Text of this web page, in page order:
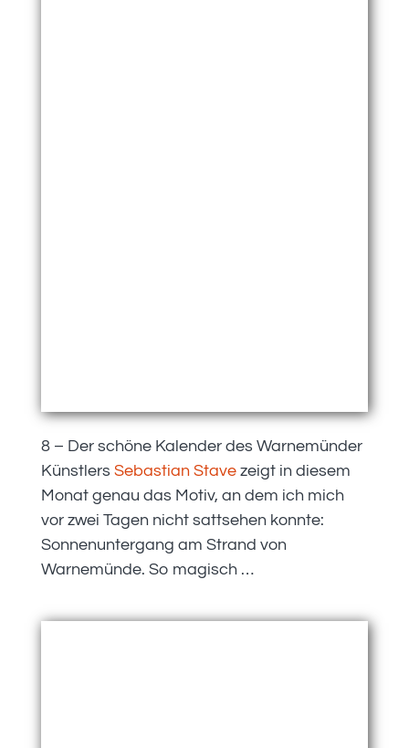
8 – Der schöne Kalender des Warnemünder
Künstlers Sebastian Stavezeigt in diesem
Monat genau das Motiv, an dem ich mich
vor zwei Tagen nicht sattsehen konnte:
Sonnenuntergang am Strand von
Warnemünde. So magisch …